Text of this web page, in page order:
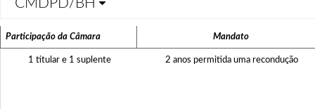
CMDPD/BH
Participação da Câmara Mandato
1 titular e 1 suplente 2 anos permitida uma recondução